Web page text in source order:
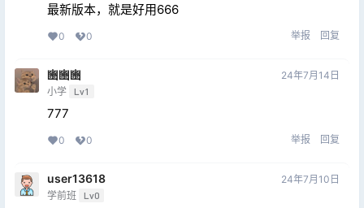
最新版本，就是好用666
0 0 举报 回复
豳豳豳
小学 Lv1
24年7月14日
777
0 0 举报 回复
user13618
学前班 Lv0
24年7月10日